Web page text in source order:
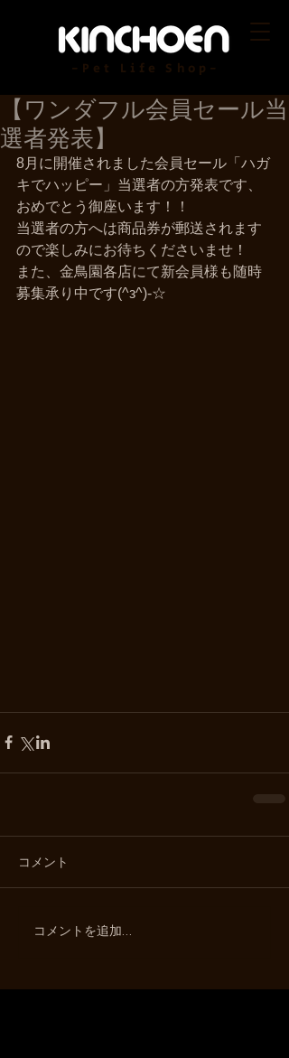
-Pet Life Shop-
【ワンダフル会員セール当
選者発表】
8月に開催されました会員セール「ハガ
キでハッピー」当選者の方発表です、
おめでとう御座います！！
当選者の方へは商品券が郵送されます
ので楽しみにお待ちくださいませ！
また、金鳥園各店にて新会員様も随時
募集承り中です(^з^)-☆
コメント
コメントを追加…